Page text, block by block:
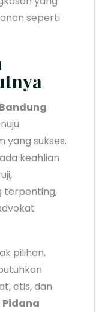
seperti
yang sukses.
keahlian
terpenting,
pilihan,
etis, dan
Pidana